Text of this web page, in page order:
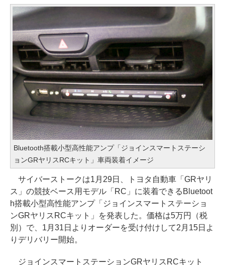
Bluetooth搭載小型高性能アンプ「ジョインスマートステーシ
ョンGRヤリスRCキット」車両装着イメージ
サイバーストークは1月29日、トヨタ自動車「GRヤリ
ス」の競技ベース用モデル「RC」に装着できるBluetoot
h搭載小型高性能アンプ「ジョインスマートステーショ
ンGRヤリスRCキット」を発表した。価格は5万円（税
別）で、1月31日よりオーダーを受け付けして2月15日よ
りデリバリー開始。
ジョインスマートステーションGRヤリスRCキット